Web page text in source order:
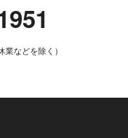
などを除く）